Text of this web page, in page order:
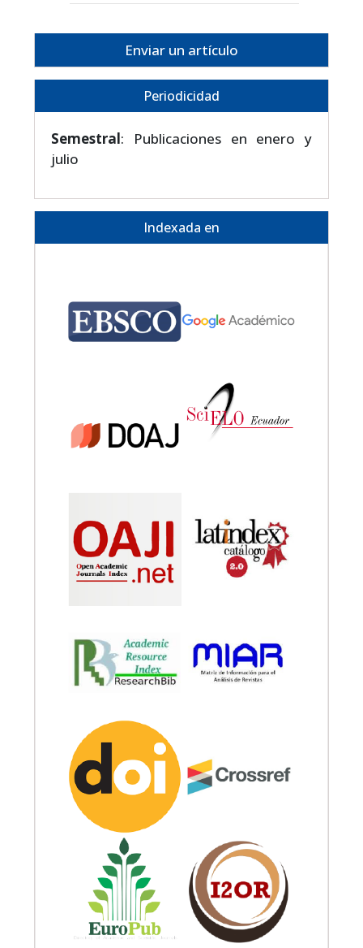
Enviar un artículo
Periodicidad
Semestral: Publicaciones en enero y
julio
Indexada en